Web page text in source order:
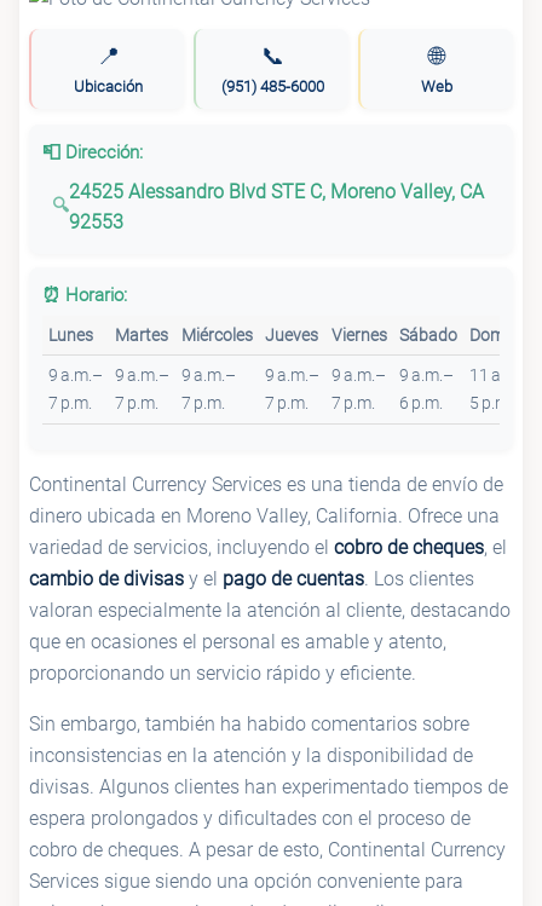
📍
Ubicación
📞
(951) 485-6000
🌐
Web
📮 Dirección:
24525 Alessandro Blvd STE C, Moreno Valley, CA
92553
⏰ Horario:
Lunes Martes Miércoles Jueves Viernes Sábado Domingo
9 a.m.–
7 p.m.
9 a.m.–
7 p.m.
9 a.m.–
7 p.m.
9 a.m.–
7 p.m.
9 a.m.–
7 p.m.
9 a.m.–
6 p.m.
11 a.m.–
5 p.m.
Continental Currency Services es una tienda de envío de
dinero ubicada en Moreno Valley, California. Ofrece una
variedad de servicios, incluyendo el cobro de cheques, el
cambio de divisas y el pago de cuentas. Los clientes
valoran especialmente la atención al cliente, destacando
que en ocasiones el personal es amable y atento,
proporcionando un servicio rápido y eficiente.
Sin embargo, también ha habido comentarios sobre
inconsistencias en la atención y la disponibilidad de
divisas. Algunos clientes han experimentado tiempos de
espera prolongados y dificultades con el proceso de
cobro de cheques. A pesar de esto, Continental Currency
Services sigue siendo una opción conveniente para